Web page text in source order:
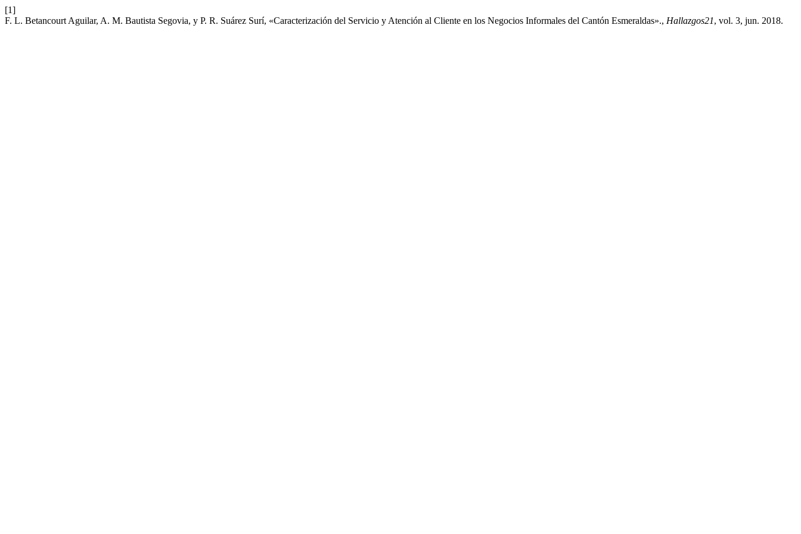
[1]
F. L. Betancourt Aguilar, A. M. Bautista Segovia, y P. R. Suárez Surí, «Caracterización del Servicio y Atención al Cliente en los Negocios Informales del Cantón Esmeraldas»., Hallazgos21, vol. 3, jun. 2018.